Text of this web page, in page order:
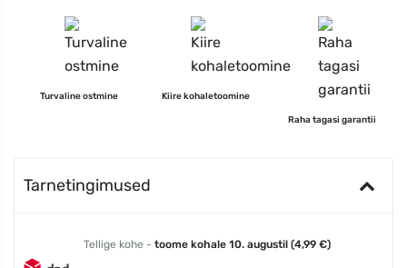
Turvaline ostmine Kiire kohaletoomine
Raha tagasi garantii
Tarnetingimused
Tellige kohe - toome kohale 10. augustil (4,99 €)